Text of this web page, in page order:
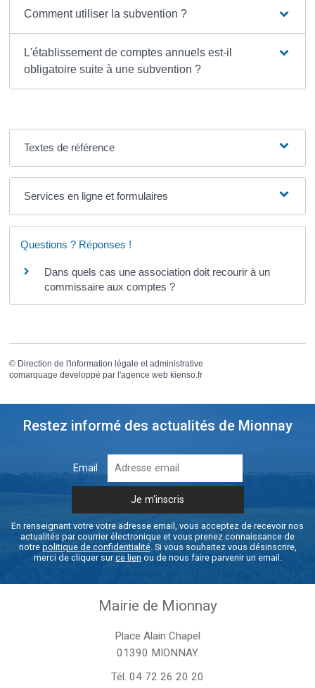
Comment utiliser la subvention ?
L'établissement de comptes annuels est-il
obligatoire suite à une subvention ?
Textes de référence
Services en ligne et formulaires
Questions ? Réponses !
Dans quels cas une association doit recourir à un
commissaire aux comptes ?
© Direction de l'information légale et administrative
comarquage developpé par l'agence web kienso.fr
Restez informé des actualités de Mionnay
Email
En renseignant votre votre adresse email, vous acceptez de recevoir nos
actualités par courrier électronique et vous prenez connaissance de
notre politique de confidentialité. Si vous souhaitez vous désinscrire,
merci de cliquer surce lien ou de nous faire parvenir un email.
Mairie de Mionnay
Place Alain Chapel
01390 MIONNAY
Tél. 04 72 26 20 20